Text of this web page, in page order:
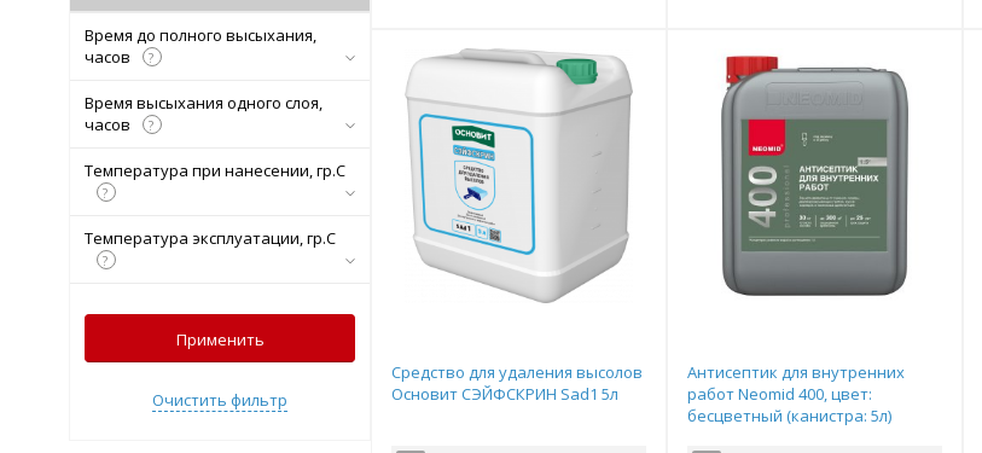
Подобрать комплект
Средство для удаления высолов
Основит СЭЙФСКРИН Sad1 5л
Антисептик для внутренних
работ Neomid 400, цвет:
бесцветный (канистра: 5л)
Время до полного высыхания,
часов
?
Время высыхания одного слоя,
часов
?
Температура при нанесении, гр.С
?
Температура эксплуатации, гр.С
?
Применить
Очистить фильтр